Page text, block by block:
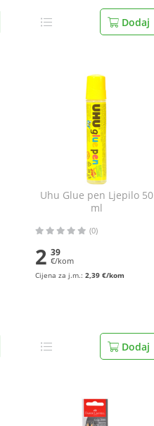
Dodaj
Uhu Glue pen Ljepilo 50
ml
(0)
2 39
€/kom
Cijena za j.m.: 2,39 €/kom
Dodaj